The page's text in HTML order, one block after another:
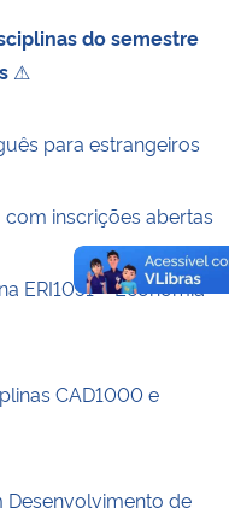
do semestre
⚠
para estrangeiros
com inscrições abertas
ERI1051 – Economia
CAD1000 e
de